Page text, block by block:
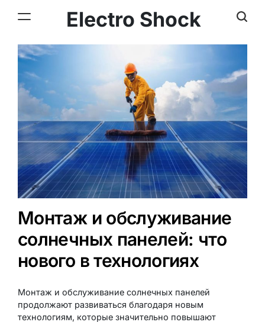
Electro Shock
Монтаж и обслуживание
солнечных панелей: что
нового в технологиях
Монтаж и обслуживание солнечных панелей
продолжают развиваться благодаря новым
технологиям, которые значительно повышают